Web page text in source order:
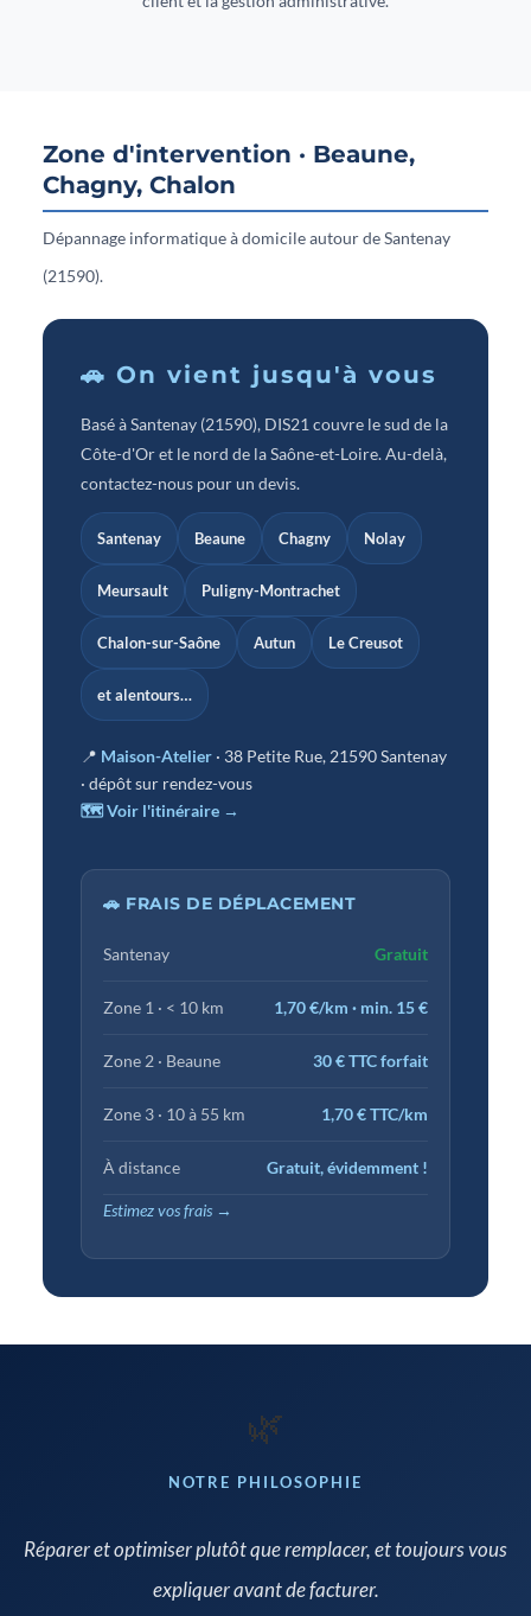
Zone d'intervention · Beaune,
Chagny, Chalon
Dépannage informatique à domicile autour de Santenay
(21590).
🚗 On vient jusqu'à vous
Basé à Santenay (21590), DIS21 couvre le sud de la
Côte-d'Or et le nord de la Saône-et-Loire. Au-delà,
contactez-nous pour un devis.
Santenay Beaune Chagny Nolay
Meursault Puligny-Montrachet
Chalon-sur-Saône Autun Le Creusot
et alentours…
📍 Maison-Atelier · 38 Petite Rue, 21590 Santenay
· dépôt sur rendez-vous
🗺 Voir l'itinéraire →
🚗 FRAIS DE DÉPLACEMENT
Santenay Gratuit
Zone 1 · < 10 km 1,70 €/km · min. 15 €
Zone 2 · Beaune 30 € TTC forfait
Zone 3 · 10 à 55 km 1,70 € TTC/km
À distance Gratuit, évidemment !
Estimez vos frais →
🌿
NOTRE PHILOSOPHIE
Réparer et optimiser plutôt que remplacer, et toujours vous
expliquer avant de facturer.